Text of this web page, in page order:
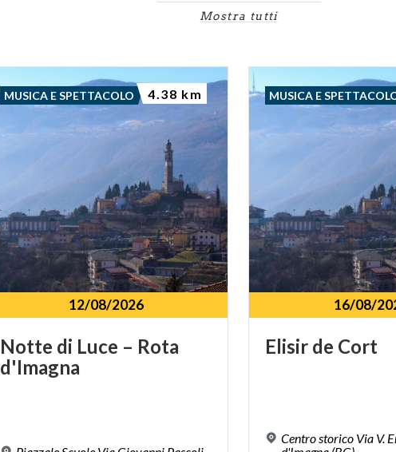
Mostra tutti
12/08/2026
Notte di Luce – Rota
d'Imagna
MUSICA E SPETTACOLO 4.38 km
16/08/
Elisir de Cort
Centro storico Via V.
MUSICA E